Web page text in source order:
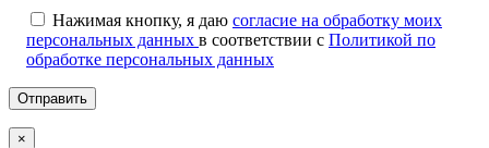
Нажимая кнопку, я даю согласие на обработку моих
персональных данных в соответствии с Политикой по
обработке персональных данных
×